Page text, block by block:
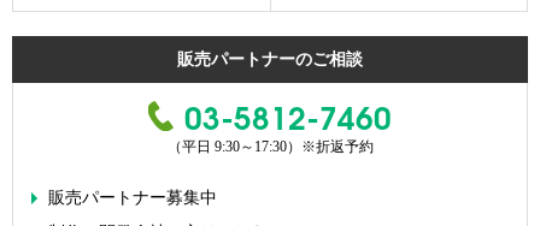
販売パートナーのご相談
03-5812-7460
（平日 9:30～17:30） ※折返予約
販売パートナー募集中